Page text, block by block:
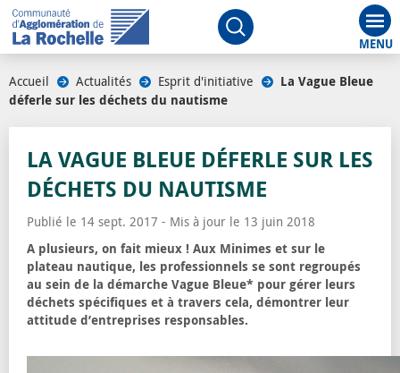
Ouvrir le moteur de
Accueil Actualités Esprit d'initiative
La Vague Bleue
déferle sur les déchets du nautisme
LA VAGUE BLEUE DÉFERLE SUR LES
DÉCHETS DU NAUTISME
Publié le 14 sept. 2017 - Mis à jour le 13 juin 2018
A plusieurs, on fait mieux ! Aux Minimes et sur le
plateau nautique, les professionnels se sont regroupés
au sein de la démarche Vague Bleue* pour gérer leurs
déchets spécifiques et à travers cela, démontrer leur
attitude d’entreprises responsables.